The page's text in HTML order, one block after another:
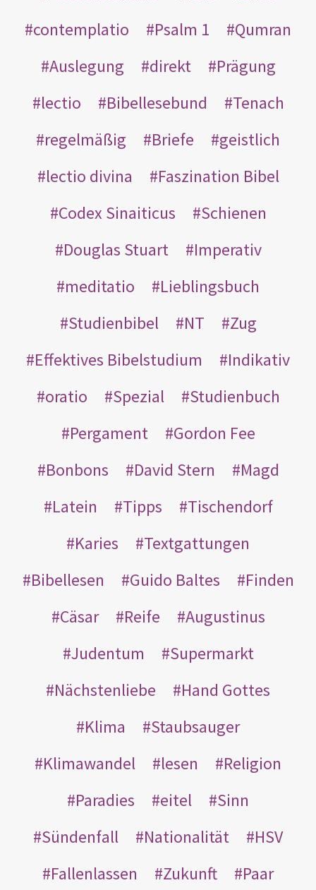
contemplatio
Psalm 1
Qumran
Auslegung
direkt
Prägung
lectio
Bibellesebund
Tenach
regelmäßig
Briefe
geistlich
lectio divina
Faszination Bibel
Codex Sinaiticus
Schienen
Douglas Stuart
Imperativ
meditatio
Lieblingsbuch
Studienbibel
NT
Zug
Effektives Bibelstudium
Indikativ
oratio
Spezial
Studienbuch
Pergament
Gordon Fee
Bonbons
David Stern
Magd
Latein
Tipps
Tischendorf
Karies
Textgattungen
Bibellesen
Guido Baltes
Finden
Cäsar
Reife
Augustinus
Judentum
Supermarkt
Nächstenliebe
Hand Gottes
Klima
Staubsauger
Klimawandel
lesen
Religion
Paradies
eitel
Sinn
Sündenfall
Nationalität
HSV
Fallenlassen
Zukunft
Paar